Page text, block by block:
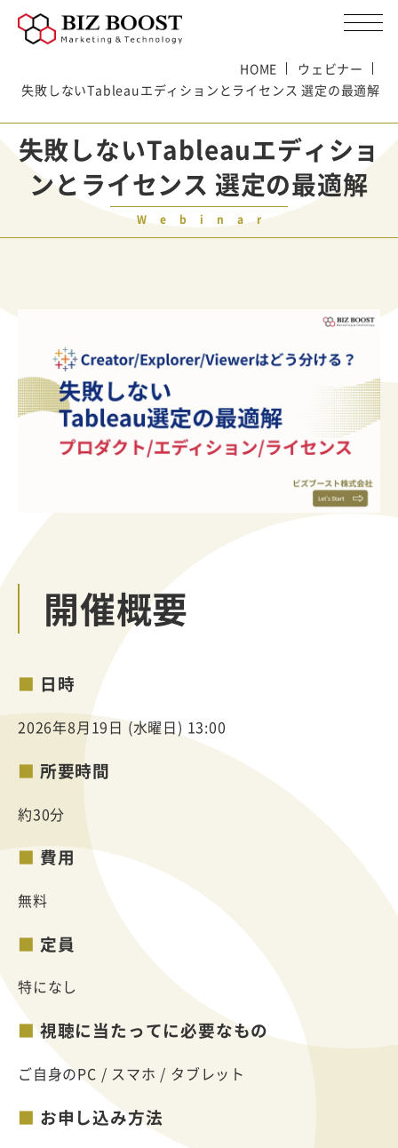
HOME
ウェビナー
失敗しないTableauエディションとライセンス 選定の最適解
失敗しないTableauエディショ
ンとライセンス 選定の最適解
Webinar
開催概要
日時
2026年8月19日 (水曜日) 13:00
所要時間
約30分
費用
無料
定員
特になし
視聴に当たってに必要なもの
ご自身のPC / スマホ / タブレット
お申し込み方法